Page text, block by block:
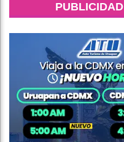
PUBLICIDAD